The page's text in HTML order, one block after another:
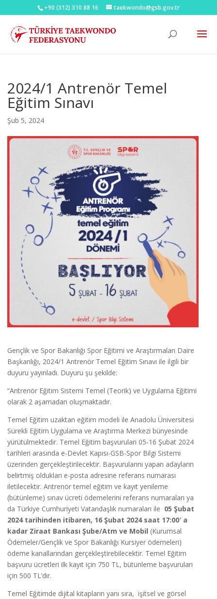
+90 (312) 310 88 16 taekwondo@gsb.gov.tr
2024/1 Antrenör Temel
Eğitim Sınavı
Şub 5, 2024
Gençlik ve Spor Bakanlığı Spor Eğitimi ve Araştırmaları Daire
Başkanlığı, 2024/1 Antrenör Temel Eğitim Sınavı ile ilgili bir
duyuru yayınladı. Duyuru şu şekilde:
“Antrenör Eğitim Sistemi Temel (Teorik) ve Uygulama Eğitimi
olarak 2 aşamadan oluşmaktadır.
Temel Eğitim uzaktan eğitim modeli ile Anadolu Üniversitesi
Sürekli Eğitim Uygulama ve Araştırma Merkezi bünyesinde
yürütülmektedir. Temel Eğitim başvuruları 05-16 Şubat 2024
tarihleri arasında e-Devlet Kapısı-GSB-Spor Bilgi Sistemi
üzerinden gerçekleştirilecektir. Başvurularını yapan adayların
belirtmiş oldukları e-posta adresine referans numarası
iletilecektir. Antrenör temel eğitim ve kayıt yenileme
(bütünleme) sınav ücreti ödemelerini referans numaraları ya
da Türkiye Cumhuriyeti Vatandaşlık numaraları ile 05 Şubat
2024 tarihinden itibaren, 16 Şubat 2024 saat 17:00′ a
kadar Ziraat Bankası Şube/Atm ve Mobil (Kurumsal
Ödemeler/Gençlik ve Spor Bakanlığı Kursiyer ödemeleri)
ödeme kanallarından gerçekleştirebilecektir. Temel Eğitim
başvuru ücretleri ilk kayıt için 750 TL, bütünleme başvuruları
için 500 TL’dir.
Temel Eğitimde dijital kitapların yanı sıra, işitsel ve görsel